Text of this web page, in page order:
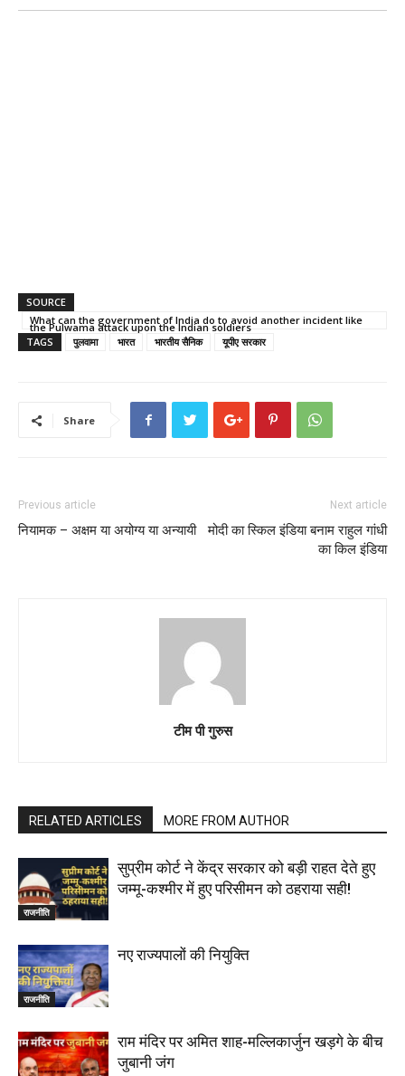
SOURCE
What can the government of India do to avoid another incident like
the Pulwama attack upon the Indian soldiers
TAGS
पुलवामा भारत भारतीय सैनिक यूपीए सरकार
Share
Previous article
नियामक – अक्षम या अयोग्य या अन्यायी
Next article
मोदी का स्किल इंडिया बनाम राहुल गांधी
का किल इंडिया
टीम पी गुरुस
RELATED ARTICLES MORE FROM AUTHOR
राजनीति
सुप्रीम कोर्ट ने केंद्र सरकार को बड़ी राहत देते हुए
जम्मू-कश्मीर में हुए परिसीमन को ठहराया सही!
राजनीति
नए राज्यपालों की नियुक्ति
राम मंदिर पर अमित शाह-मल्लिकार्जुन खड़गे के बीच
जुबानी जंग